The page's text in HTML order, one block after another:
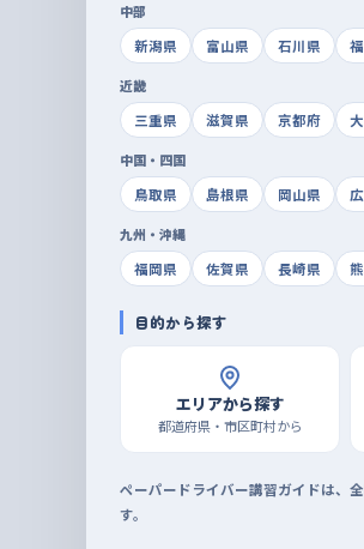
中部
新潟県
富山県 石川県
近畿
三重県
滋賀県 京都府
中国・四国
鳥取県
島根県 岡山県
九州・沖縄
福岡県
佐賀県 長崎県
目的から探す
エリアから探す
都道府県・市区町村から
ペーパードライバー講習ガイドは、
す。